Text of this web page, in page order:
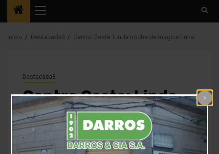
Menú
principal
Inicio Destacada3 Centro Oeste: Linda noche de mágica Luna
Destacada3
Centro Oeste: Linda
noche de mágica Luna
7 años atrás Fm Alpha